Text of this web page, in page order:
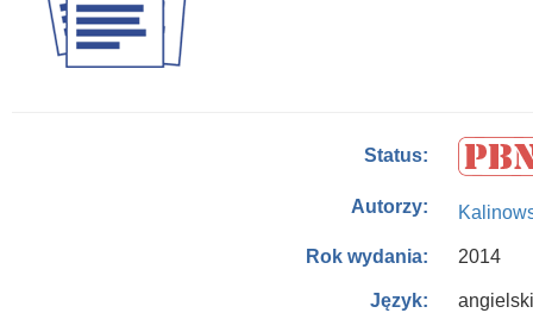
Status:
Autorzy:
Rok wydania: 2014
Język: angielski